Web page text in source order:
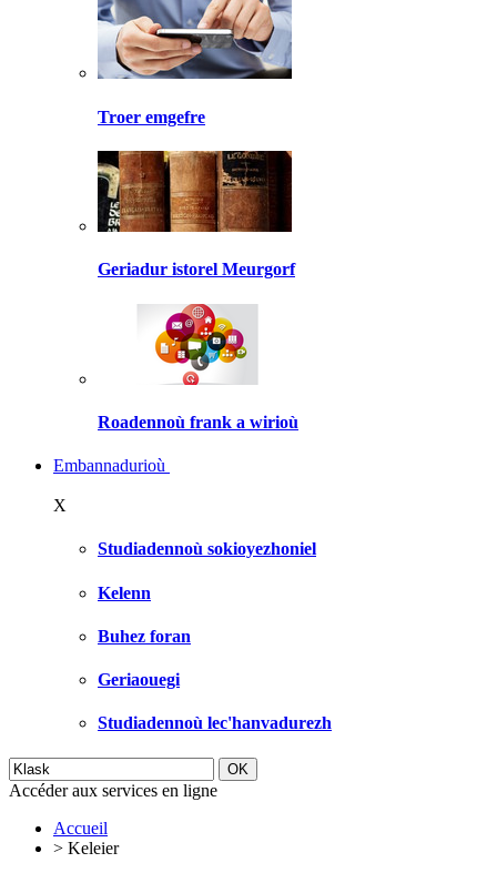
Troer emgefre
Geriadur istorel Meurgorf
Roadennoù frank a wirioù
Embannadurioù
X
Studiadennoù sokioyezhoniel
Kelenn
Buhez foran
Geriaouegi
Studiadennoù lec'hanvadurezh
Accéder aux services en ligne
Accueil
> Keleier